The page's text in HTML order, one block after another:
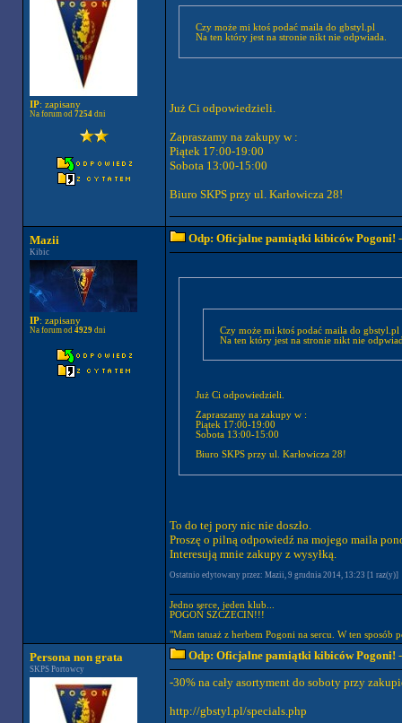
IP: zapisany
Na forum od 7254dni
Czy może mi ktoś podać maila do gbstyl.pl
Na ten który jest na stronie nikt nie odpwiada.
Już Ci odpowiedzieli.
Zapraszamy na zakupy w :
Piątek 17:00-19:00
Sobota 13:00-15:00
Biuro SKPS przy ul. Karłowicza 28!
Mazii
Kibic
IP: zapisany
Na forum od 4929dni
Odp: Oficjalne pamiątki kibiców Pogoni!
Czy może mi ktoś podać maila do gbstyl.pl
Na ten który jest na stronie nikt nie
Już Ci odpowiedzieli.
Zapraszamy na zakupy w :
Piątek 17:00-19:00
Sobota 13:00-15:00
Biuro SKPS przy ul. Karłowicza 28!
To do tej pory nic nie doszło.
Proszę o pilną odpowiedź na mojego maila
Interesują mnie zakupy z wysyłką.
Ostatnio edytowany przez: Mazii, 9 grudnia 2014, 13:23 [1 raz(y)]
Jedno serce, jeden klub...
POGOŃ SZCZECIN!!!
"Mam tatuaż z herbem Pogoni na sercu. W ten
Persona non grata
SKPS Portowcy
Odp: Oficjalne pamiątki kibiców Pogoni!
-30% na cały asortyment do soboty przy
http://gbstyl.pl/specials.php